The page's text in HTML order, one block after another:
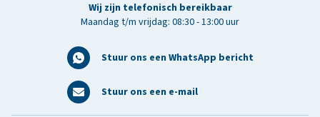
Wij zijn telefonisch bereikbaar
Maandag t/m vrijdag: 08:30 - 13:00 uur
Stuur ons een WhatsApp bericht
Stuur ons een e-mail